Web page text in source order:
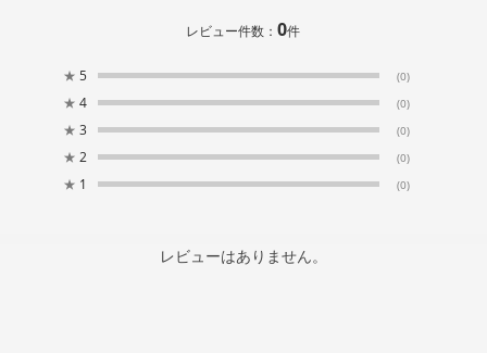
レビュー件数：0件
★ 5 (0)
★ 4 (0)
★ 3 (0)
★ 2 (0)
★ 1 (0)
レビューはありません。